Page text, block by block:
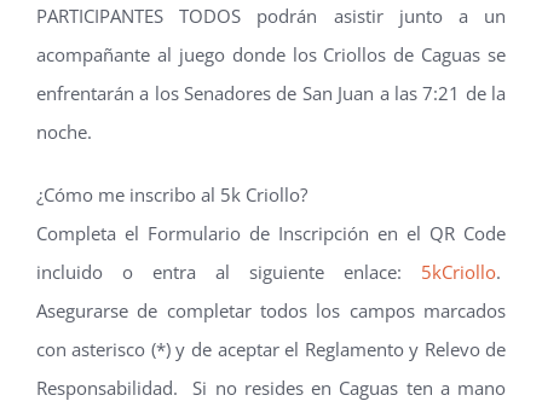
PARTICIPANTES TODOS podrán asistir junto a un
acompañante al juego donde los Criollos de Caguas se
enfrentarán a los Senadores de San Juan a las 7:21 de la
noche.
¿Cómo me inscribo al 5k Criollo?
Completa el Formulario de Inscripción en el QR Code
incluido o entra al siguiente enlace: 5kCriollo.
Asegurarse de completar todos los campos marcados
con asterisco (*) y de aceptar el Reglamento y Relevo de
Responsabilidad. Si no resides en Caguas ten a mano